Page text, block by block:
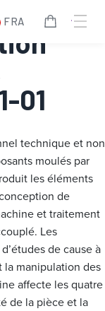
FRA
01
technique et non
moulés par
les éléments
de
et traitement
Les
de cause à
la manipulation des
affecte les quatre
de la pièce et la